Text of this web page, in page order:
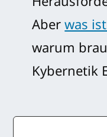
Aberwas
warum
Kybernetik